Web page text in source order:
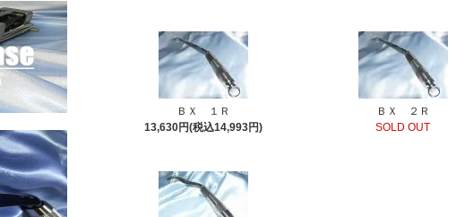
ＢＸ １Ｒ
13,630円(税込14,993円)
ＢＸ ２Ｒ
SOLD OUT